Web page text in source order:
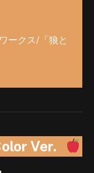
ークス/「狼と
Ver.